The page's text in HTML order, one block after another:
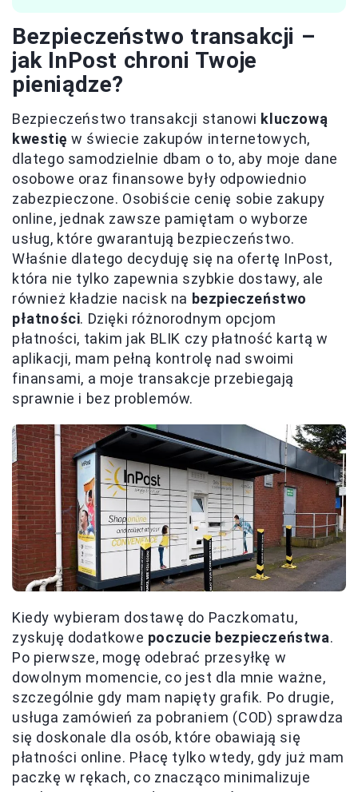
Bezpieczeństwo transakcji –
jak InPost chroni Twoje
pieniądze?
Bezpieczeństwo transakcji stanowi kluczową
kwestię w świecie zakupów internetowych,
dlatego samodzielnie dbam o to, aby moje dane
osobowe oraz finansowe były odpowiednio
zabezpieczone. Osobiście cenię sobie zakupy
online, jednak zawsze pamiętam o wyborze
usług, które gwarantują bezpieczeństwo.
Właśnie dlatego decyduję się na ofertę InPost,
która nie tylko zapewnia szybkie dostawy, ale
również kładzie nacisk na bezpieczeństwo
płatności. Dzięki różnorodnym opcjom
płatności, takim jak BLIK czy płatność kartą w
aplikacji, mam pełną kontrolę nad swoimi
finansami, a moje transakcje przebiegają
sprawnie i bez problemów.
Kiedy wybieram dostawę do Paczkomatu,
zyskuję dodatkowe poczucie bezpieczeństwa.
Po pierwsze, mogę odebrać przesyłkę w
dowolnym momencie, co jest dla mnie ważne,
szczególnie gdy mam napięty grafik. Po drugie,
usługa zamówień za pobraniem (COD) sprawdza
się doskonale dla osób, które obawiają się
płatności online. Płacę tylko wtedy, gdy już mam
paczkę w rękach, co znacząco minimalizuje